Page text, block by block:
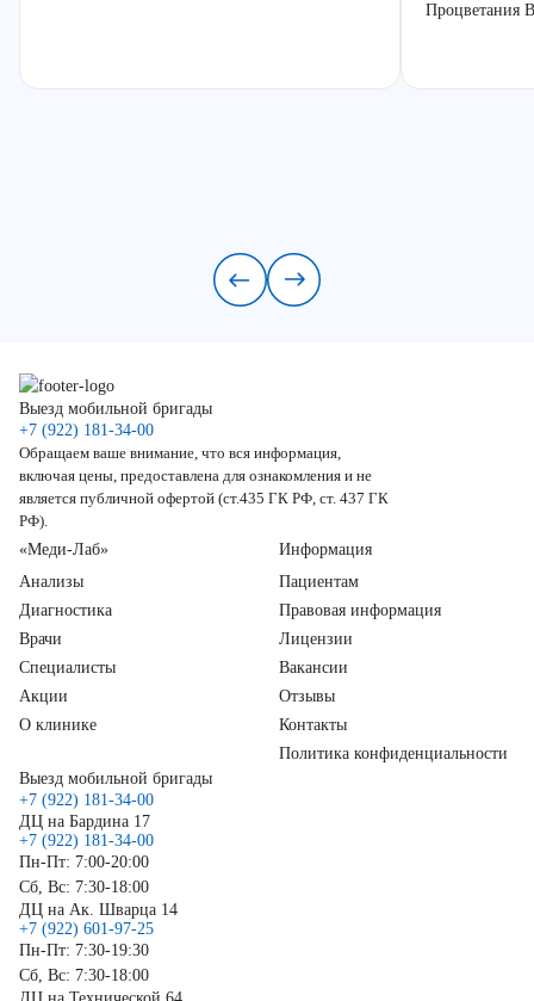
Выезд мобильной бригады
+7 (922) 181-34-00
Обращаем ваше внимание, что вся информация,
включая цены, предоставлена для ознакомления и не
является публичной офертой (ст.435 ГК РФ, ст. 437 ГК
РФ).
«Меди-Лаб»
Анализы
Диагностика
Врачи
Специалисты
Акции
О клинике
Информация
Пациентам
Правовая информация
Лицензии
Вакансии
Отзывы
Контакты
Политика конфиденциальности
Выезд мобильной бригады
+7 (922) 181-34-00
ДЦ на Бардина 17
+7 (922) 181-34-00
Пн-Пт: 7:00-20:00
Сб, Вс: 7:30-18:00
ДЦ на Ак. Шварца 14
+7 (922) 601-97-25
Пн-Пт: 7:30-19:30
Сб, Вс: 7:30-18:00